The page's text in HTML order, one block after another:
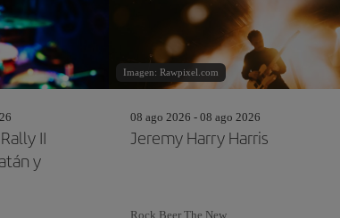
II
y
Imagen: Rawpixel.com
08 ago 2026 - 08 ago 2026
Jeremy Harry Harris
Rock Beer The New